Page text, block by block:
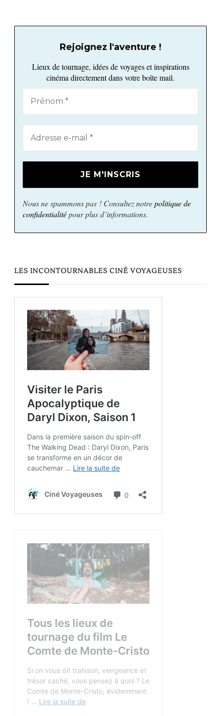
Rejoignez l'aventure !
Lieux de tournage, idées de voyages et inspirations
cinéma directement dans votre boîte mail.
Nous ne spammons pas ! Consultez notrepolitique de
confidentialitépour plus d’informations.
LES INCONTOURNABLES CINÉ VOYAGEUSES